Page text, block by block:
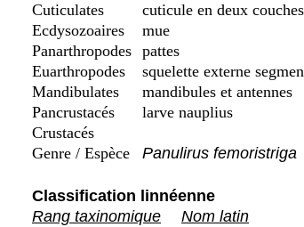
Cuticulates
cuticule en deux couches
Ecdysozoaires
mue
Panarthropodes pattes
Euarthropodes
squelette externe
Mandibulates
mandibules et antennes
Pancrustacés
larve nauplius
Crustacés
Genre / Espèce
Panulirus femoristriga
Classification linnéenne
Rang taxinomique
Nom latin